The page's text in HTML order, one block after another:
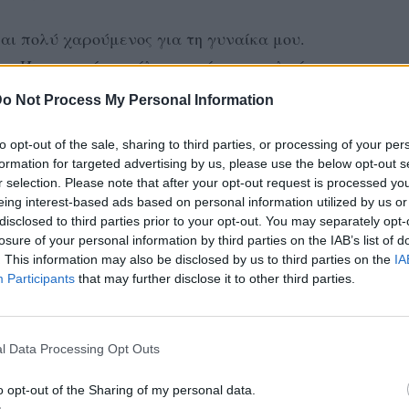
Not Process My Personal Information
opt-out of the sale, sharing to third parties, or processing of your
for targeted advertising by us, please use the below opt-out
selection. Please note that after your opt-out request is processed
interest-based ads based on personal information utilized by us
to third parties prior to your opt-out. You may separately
of your personal information by third parties on the IAB’s list of
This information may also be disclosed by us to third parties on the
Participants that may further disclose it to other third parties.
Data Processing Opt Outs
opt-out of the Sharing of my personal data.
πολύ χαρούμενος για τη γυναίκα μου.
Ήταν αυτό που έλεγαν κάποιοι παλιοί στα
πάνω μου από τη χαρά μου. Ήταν η πιο
μόλις κάνουμε το πρώτο μας παιδί»,
διάπλατο χαμόγελο.
θυμώσει η μαμά μου αλλά δεν πειράζει.
τι θα φοράει. Ιλάειρα», αποκάλυψε ο
ΔΙΑΦΗΜΙΣΗ